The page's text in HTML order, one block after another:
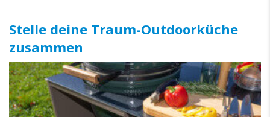
Stelle deine Traum-Outdoorküche
zusammen